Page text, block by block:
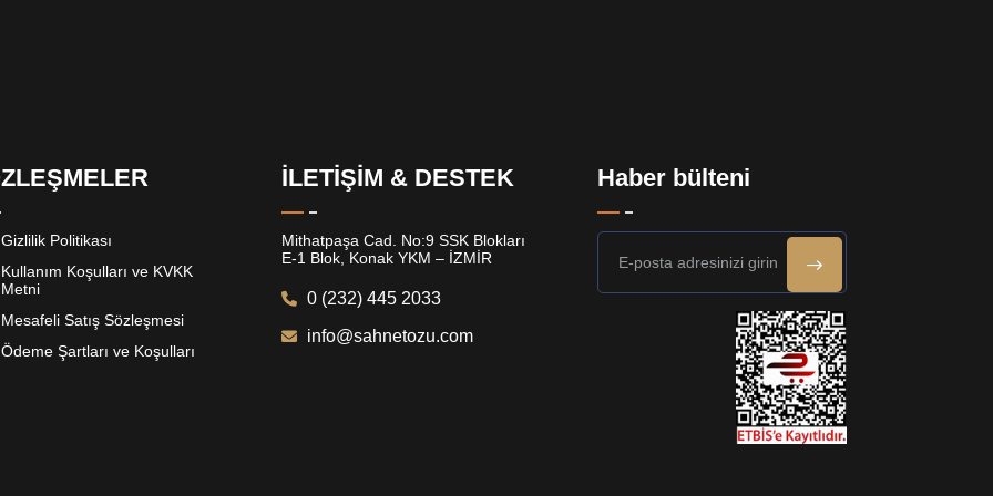
Gizlilik Politikası
Kullanım Koşulları ve KVKK
Metni
Mesafeli Satış Sözleşmesi
Ödeme Şartları ve Koşulları
İLETİŞİM & DESTEK
Mithatpaşa Cad. No:9 SSK Blokları
E-1 Blok, Konak YKM – İZMİR
0 (232) 445 2033
info@sahnetozu.com
Haber bülteni